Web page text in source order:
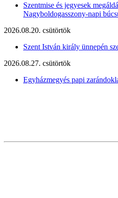
Szentmise és jegyesek
Nagyboldogasszony-napi
2026.08.20. csütörtök
Szent István király ünnepén
2026.08.27. csütörtök
Egyházmegyés papi